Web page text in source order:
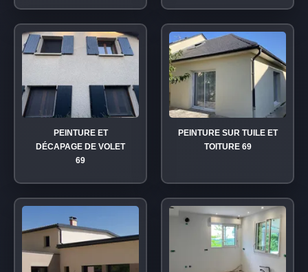
PEINTURE ET
DÉCAPAGE DE VOLET
69
PEINTURE SUR TUILE ET
TOITURE 69